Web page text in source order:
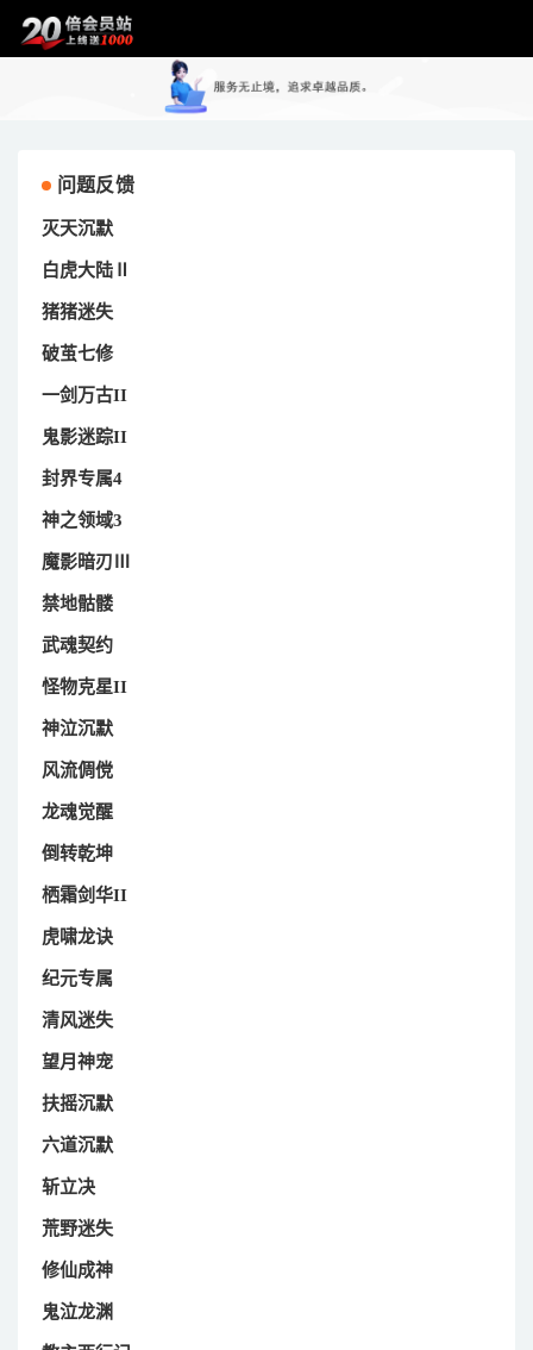
问题反馈
灭天沉默
白虎大陆Ⅱ
猪猪迷失
破茧七修
一剑万古II
鬼影迷踪II
封界专属4
神之领域3
魔影暗刃Ⅲ
禁地骷髅
武魂契约
怪物克星II
神泣沉默
风流倜傥
龙魂觉醒
倒转乾坤
栖霜剑华II
虎啸龙诀
纪元专属
清风迷失
望月神宠
扶摇沉默
六道沉默
斩立决
荒野迷失
修仙成神
鬼泣龙渊